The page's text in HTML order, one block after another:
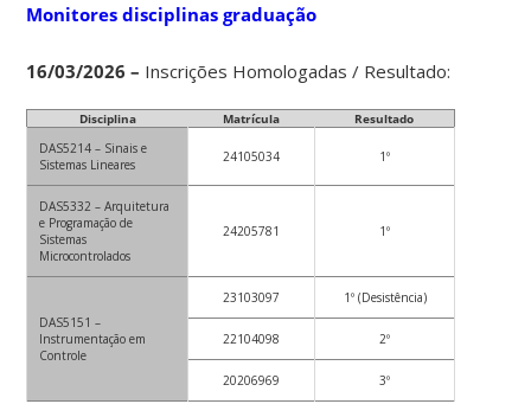
Monitores disciplinas graduação
16/03/2026 – Inscrições Homologadas / Resultado:
Disciplina Matrícula
Resultado
DAS5214 – Sinais e
Sistemas Lineares
24105034 1º
DAS5332 – Arquitetura
e Programação de
Sistemas
Microcontrolados
24205781 1º
DAS5151 –
Instrumentação em
Controle
23103097 1º (Desistência)
22104098 2º
20206969 3º